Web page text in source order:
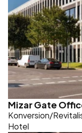
Mizar Gate
Konversion/
Hotel